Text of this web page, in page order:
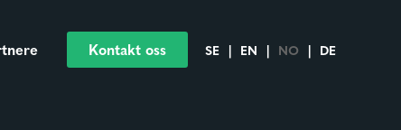
Kontakt oss SE | EN | NO | DE